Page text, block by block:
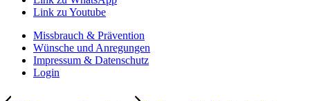
Link zu Youtube
Missbrauch & Prävention
Wünsche und Anregungen
Impressum & Datenschutz
Login